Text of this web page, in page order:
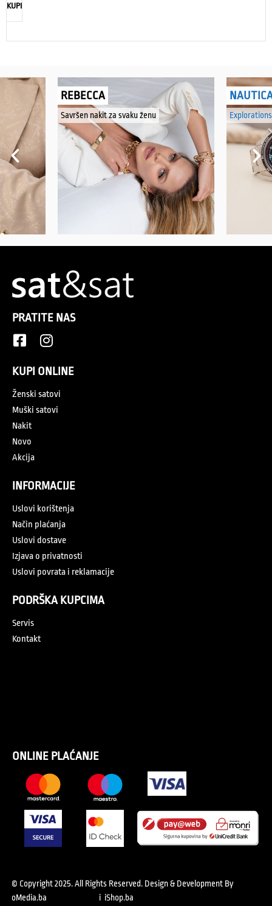
KUPI
REBECCA
Savršen nakit za svaku ženu
PRATITE NAS
KUPI ONLINE
Ženski satovi
Muški satovi
Nakit
Novo
Akcija
INFORMACIJE
Uslovi korištenja
Način plaćanja
Uslovi dostave
Izjava o privatnosti
Uslovi povrata i reklamacije
PODRŠKA KUPCIMA
Servis
Kontakt
ONLINE PLAĆANJE
© Copyright 2025. All Rights Reserved. Design & Development By
oMedia.ba
i iShop.ba